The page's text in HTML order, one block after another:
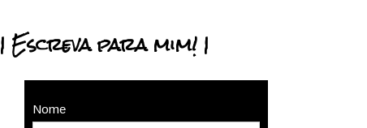
| Escreva para mim! |
Nome